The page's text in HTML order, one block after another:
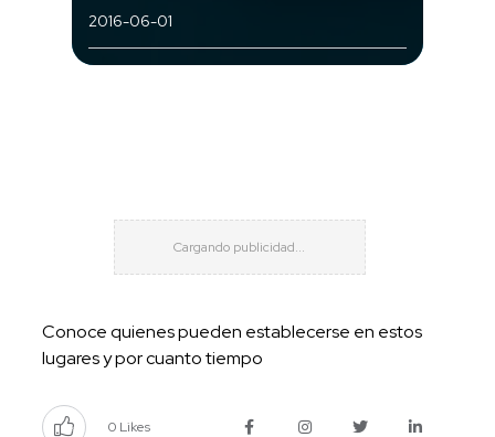
2016-06-01
Conoce quienes pueden establecerse en estos
lugares y por cuanto tiempo
0 Likes